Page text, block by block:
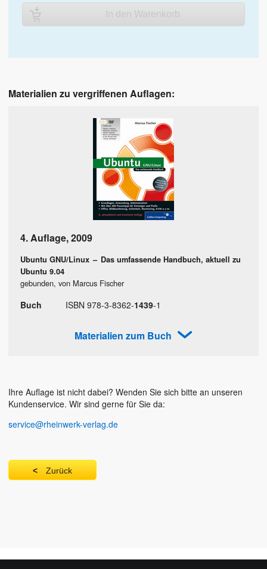
In den Warenkorb
Materialien zu vergriffenen Auflagen:
4. Auflage,2009
Ubuntu GNU/Linux – Das umfassende Handbuch, aktuell zu
Ubuntu 9.04
gebunden, von Marcus Fischer
Buch ISBN 978-3-8362-1439-1
Materialien zum Buch
Ihre Auflage ist nicht dabei? Wenden Sie sich bitte an unseren
Kundenservice. Wir sind gerne für Sie da:
service@rheinwerk-verlag.de
Zurück